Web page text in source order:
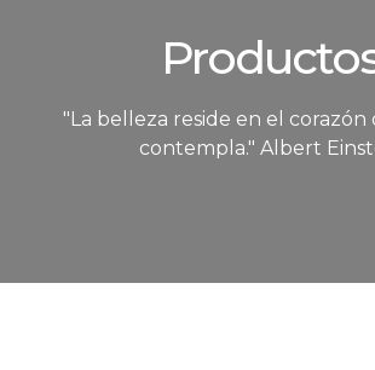
"La belleza reside en el corazón
contempla." Albert